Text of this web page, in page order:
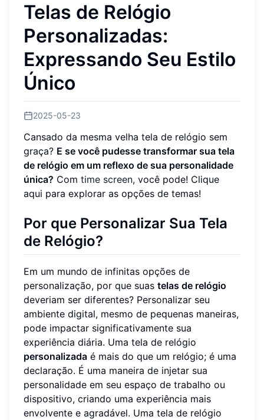
Telas de Relógio
Personalizadas:
Expressando Seu Estilo
Único
2025-05-23
Cansado da mesma velha tela de relógio sem
graça? E se você pudesse transformar sua tela
de relógio em um reflexo de sua personalidade
única? Com time screen, você pode! Clique
aqui para explorar as opções de temas!
Por que Personalizar Sua Tela
de Relógio?
Em um mundo de infinitas opções de
personalização, por que suas telas de relógio
deveriam ser diferentes? Personalizar seu
ambiente digital, mesmo de pequenas maneiras,
pode impactar significativamente sua
experiência diária. Uma tela de relógio
personalizada é mais do que um relógio; é uma
declaração. É uma maneira de injetar sua
personalidade em seu espaço de trabalho ou
dispositivo, criando uma experiência mais
envolvente e agradável. Uma tela de relógio